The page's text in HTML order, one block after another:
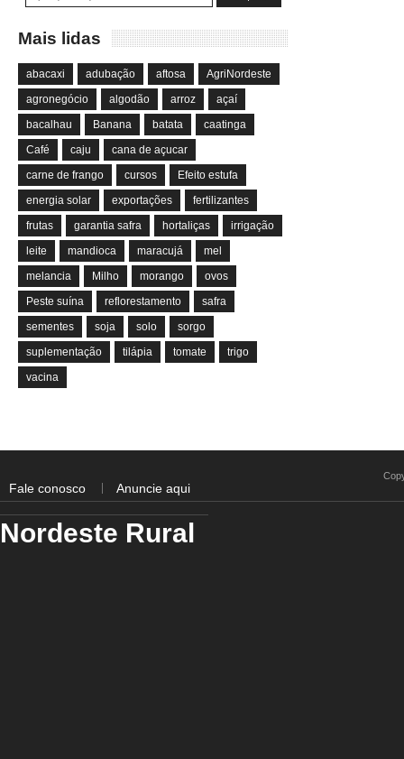
Mais lidas
abacaxi adubação aftosa
AgriNordeste
agronegócio
algodão arroz
açaí
bacalhau
Banana batata
caatinga
Café
caju
cana de açucar
carne de frango
cursos
Efeito estufa
energia solar
exportações
fertilizantes
frutas
garantia safra hortaliças
irrigação
leite
mandioca maracujá
mel
melancia
Milho morango
ovos
Peste suína
reflorestamento
safra
sementes
soja solo
sorgo
suplementação
tilápia tomate
trigo
vacina
Fale conosco Anuncie aqui
Nordeste Rural